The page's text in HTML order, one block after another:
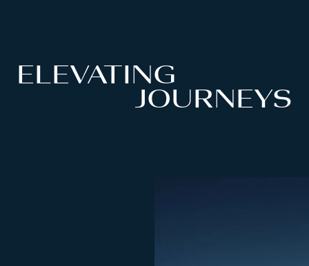
ELEVATING
JOURNEYS